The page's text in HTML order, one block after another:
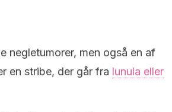
negletumorer, men også en af
en stribe, der går fra lunula eller